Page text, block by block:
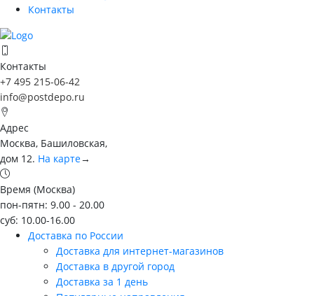
Контакты
Контакты
+7 495 215-06-42
info@postdepo.ru
Адрес
Москва, Башиловская,
дом 12. На карте→
Время (Москва)
пон-пятн: 9.00 - 20.00
суб: 10.00-16.00
Доставка по России
Доставка для интернет-магазинов
Доставка в другой город
Доставка за 1 день